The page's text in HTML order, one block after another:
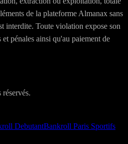
de la plateforme Almanax sans
interdite. Toute violation expose son
pénales ainsi qu'au paiement de
DebutantBankroll Paris Sportifs